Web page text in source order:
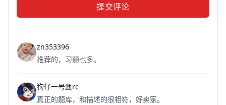
提交评论
zn353396
推荐的，习题也多。
狗仔一号甄rc
真正的题库，和描述的很相符，好卖家。